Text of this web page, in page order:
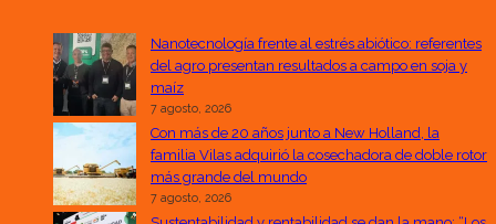
Nanotecnología frente al estrés abiótico: referentes
del agro presentan resultados a campo en soja y
maíz
7 agosto, 2026
Con más de 20 años junto a New Holland, la
familia Vilas adquirió la cosechadora de doble rotor
más grande del mundo
7 agosto, 2026